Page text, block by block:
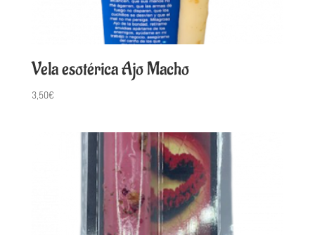
Vela esotérica Ajo Macho
3,50€